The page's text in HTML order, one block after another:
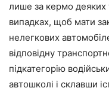
лише за кермо деяких
випадках, щоб мати
нелегкових
відповідну
підкатегорію
автошколі і склавши